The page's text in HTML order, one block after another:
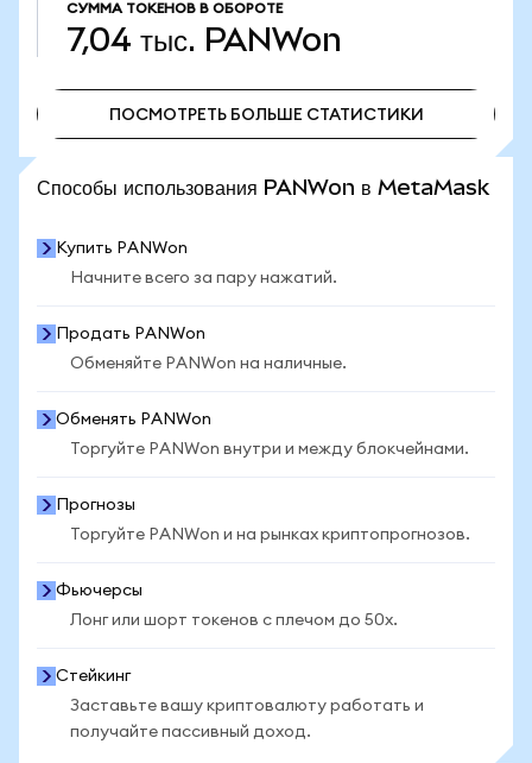
СУММА ТОКЕНОВ В ОБОРОТЕ
7,04 тыс. PANWon
ПОСМОТРЕТЬ БОЛЬШЕ СТАТИСТИКИ
Способы использования PANWon в MetaMask
Купить PANWon
Начните всего за пару нажатий.
Продать PANWon
Обменяйте PANWon на наличные.
Обменять PANWon
Торгуйте PANWon внутри и между блокчейнами.
Прогнозы
Торгуйте PANWon и на рынках криптопрогнозов.
Фьючерсы
Лонг или шорт токенов с плечом до 50x.
Стейкинг
Заставьте вашу криптовалюту работать и
получайте пассивный доход.